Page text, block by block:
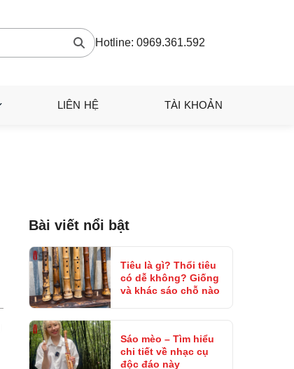
Hotline: 0969.361.592
LIÊN HỆ TÀI KHOẢN
Bài viết nổi bật
Tiêu là gì? Thổi tiêu
có dễ không? Giống
và khác sáo chỗ nào
Sáo mèo – Tìm hiểu
chi tiết về nhạc cụ
độc đáo này